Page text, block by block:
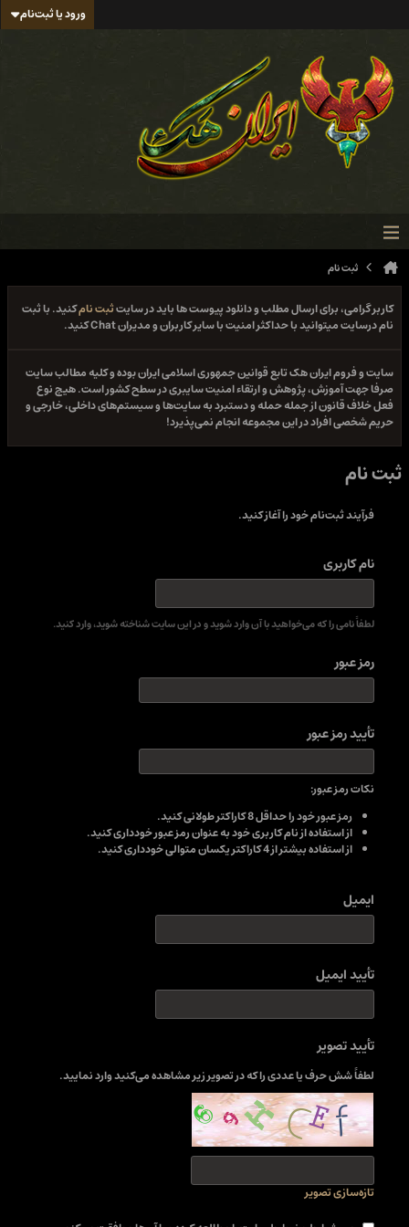
ورود یا ثبت‌نام
ثبت نام
کاربر گرامی، برای ارسال مطلب و دانلود پیوست ها باید در سایتثبت نامکنید. با ثبت
نام درسایت میتوانید با حداکثر امنیت با سایر کاربران و مدیران Chat کنید.
سایت و فروم ایران هک تابع قوانین جمهوری اسلامی ایران بوده و کلیه مطالب سایت
صرفا جهت آموزش، پژوهش و ارتقاء امنیت سایبری در سطح کشور است. هیچ نوع
فعل خلاف قانون از جمله حمله و دستبرد به سایت‌ها و سیستم‌های داخلی، خارجی و
حریم شخصی افراد در این مجموعه انجام نمی‌پذیرد!
ثبت نام
فرآیند ثبت‌نام خود را آغاز کنید.
نام کاربری
لطفاً نامی را که می‌خواهید با آن وارد شوید و در این سایت شناخته شوید، وارد کنید.
رمز عبور
تأیید رمز عبور
نکات رمز عبور:
رمز عبور خود را حداقل 8 کاراکتر طولانی کنید.
از استفاده از نام کاربری خود به عنوان رمز عبور خودداری کنید.
از استفاده بیشتر از 4 کاراکتر یکسان متوالی خودداری کنید.
ایمیل
تأیید ایمیل
تأیید تصویر
لطفاً شش حرف یا عددی را که در تصویر زیر مشاهده می‌کنید وارد نمایید.
تازه‌سازی تصویر